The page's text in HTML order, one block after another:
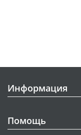
Информация
Помощь